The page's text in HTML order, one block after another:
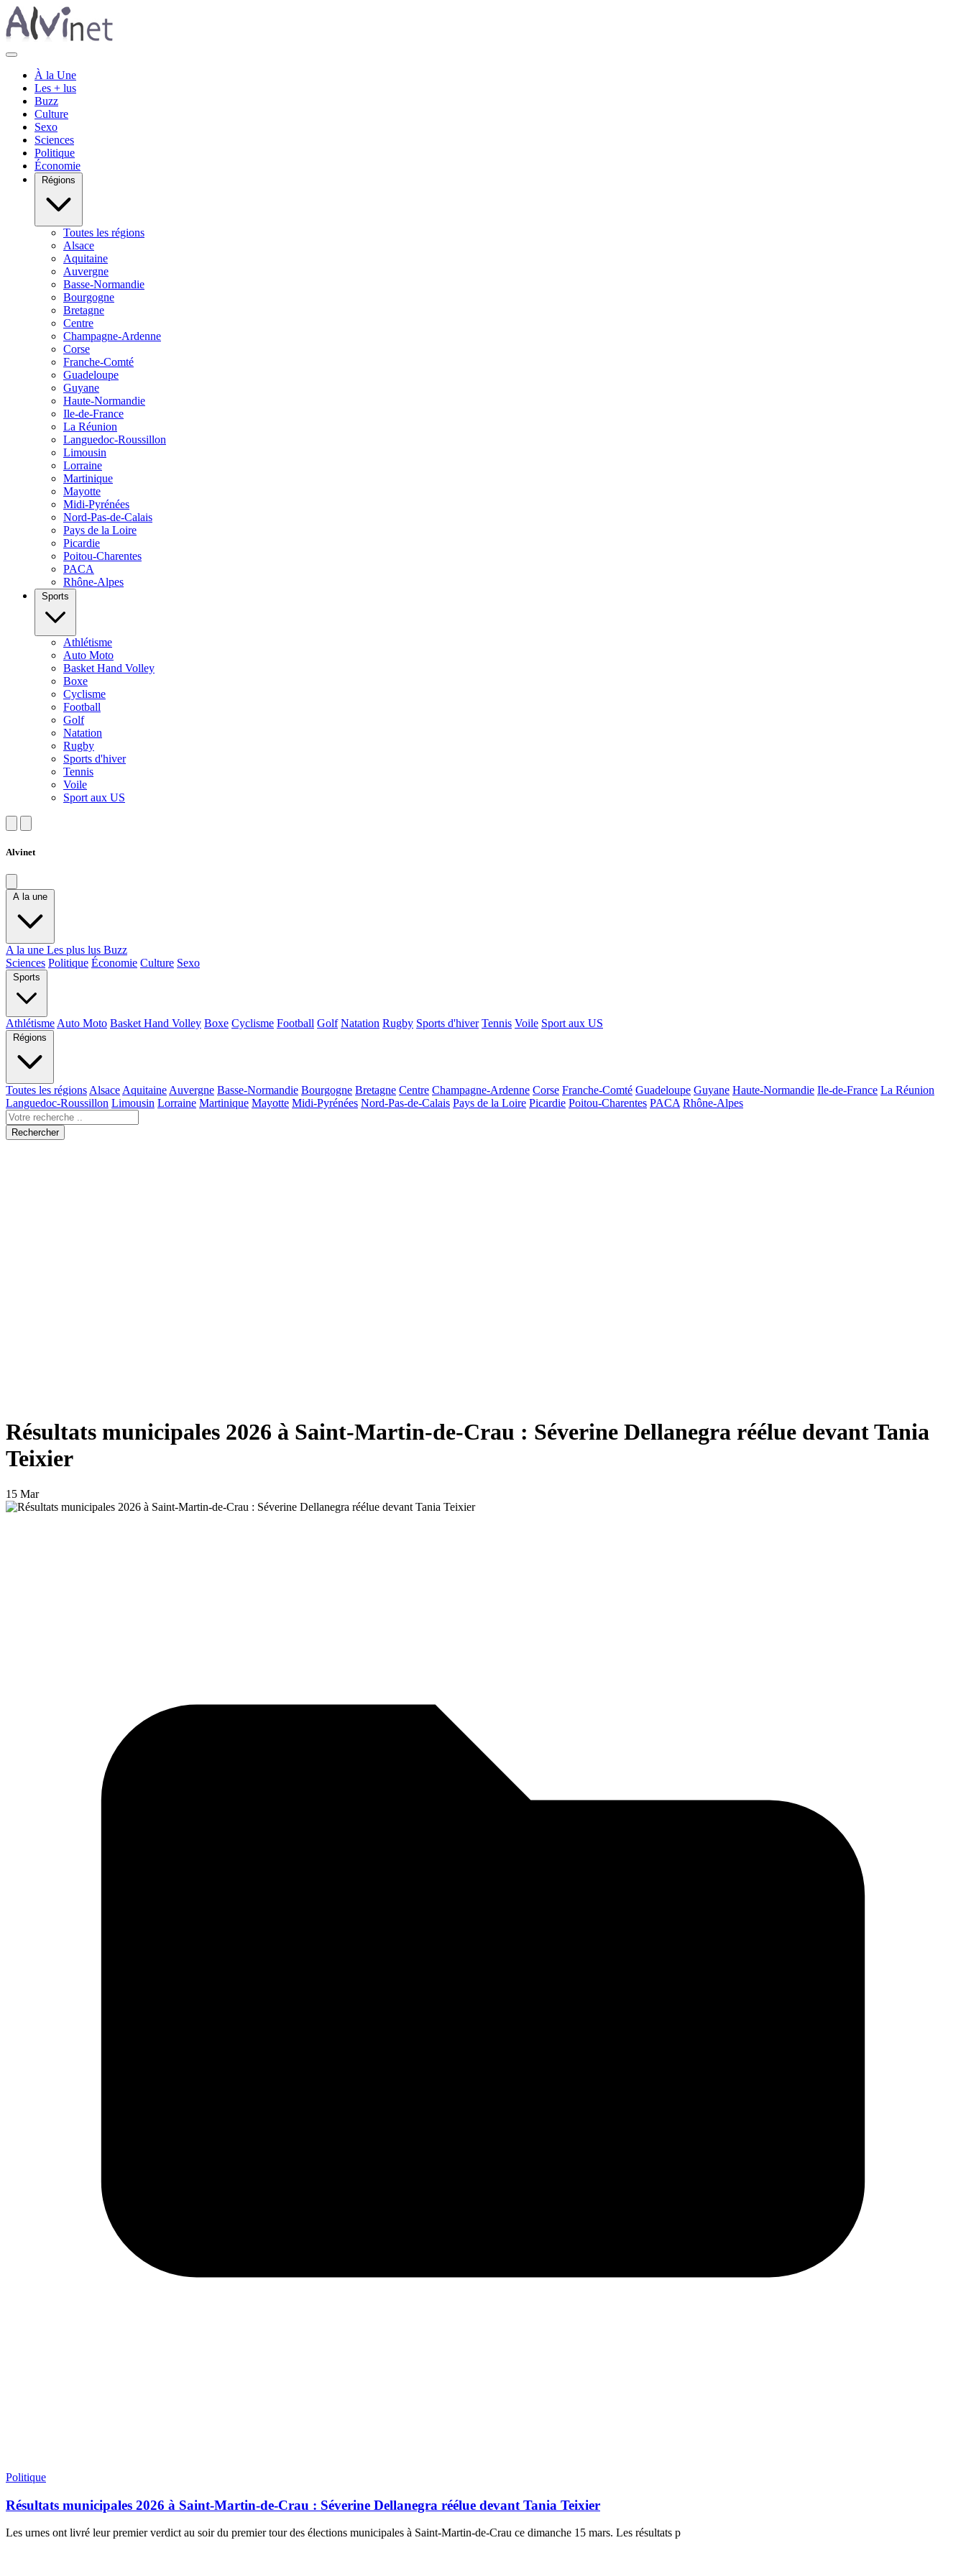
À la Une
Les + lus
Buzz
Culture
Sexo
Sciences
Politique
Économie
Régions
Toutes les régions
Alsace
Aquitaine
Auvergne
Basse-Normandie
Bourgogne
Bretagne
Centre
Champagne-Ardenne
Corse
Franche-Comté
Guadeloupe
Guyane
Haute-Normandie
Ile-de-France
La Réunion
Languedoc-Roussillon
Limousin
Lorraine
Martinique
Mayotte
Midi-Pyrénées
Nord-Pas-de-Calais
Pays de la Loire
Picardie
Poitou-Charentes
PACA
Rhône-Alpes
Sports
Athlétisme
Auto Moto
Basket Hand Volley
Boxe
Cyclisme
Football
Golf
Natation
Rugby
Sports d'hiver
Tennis
Voile
Sport aux US
Alvinet
A la une
A la une Les plus lus Buzz
Sciences Politique Économie Culture Sexo
Sports
Athlétisme Auto Moto Basket Hand Volley Boxe Cyclisme Football Golf Natation Rugby Sports d'hiver Tennis Voile Sport aux US
Régions
Toutes les régions Alsace Aquitaine Auvergne Basse-Normandie Bourgogne Bretagne Centre Champagne-Ardenne Corse Franche-Comté Guadeloupe Guyane Haute-Normandie Ile-de-France La Réunion
Languedoc-Roussillon Limousin Lorraine Martinique Mayotte Midi-Pyrénées Nord-Pas-de-Calais Pays de la Loire Picardie Poitou-Charentes PACA Rhône-Alpes
Rechercher
Résultats municipales 2026 à Saint-Martin-de-Crau : Séverine Dellanegra réélue devant Tania
Teixier
15 Mar
Politique
Résultats municipales 2026 à Saint-Martin-de-Crau : Séverine Dellanegra réélue devant Tania Teixier
Les urnes ont livré leur premier verdict au soir du premier tour des élections municipales à Saint-Martin-de-Crau ce dimanche 15 mars. Les résultats p